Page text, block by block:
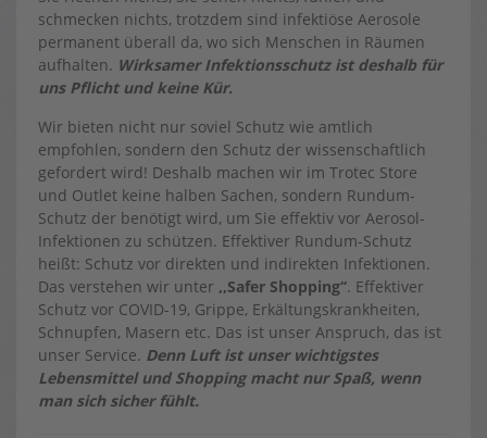
schmecken nichts, trotzdem sind infektiöse Aerosole
permanent überall da, wo sich Menschen in Räumen
aufhalten. Wirksamer Infektionsschutz ist deshalb für
uns Pflicht und keine Kür.
Wir bieten nicht nur soviel Schutz wie amtlich
empfohlen, sondern den Schutz der wissenschaftlich
gefordert wird! Deshalb machen wir im Trotec Store
und Outlet keine halben Sachen, sondern Rundum-
Schutz der benötigt wird, um Sie effektiv vor Aerosol-
Infektionen zu schützen. Effektiver Rundum-Schutz
heißt: Schutz vor direkten und indirekten Infektionen.
Das verstehen wir unter ‚,Safer Shopping‘‘. Effektiver
Schutz vor COVID-19, Grippe, Erkältungskrankheiten,
Schnupfen, Masern etc. Das ist unser Anspruch, das ist
unser Service. Denn Luft ist unser wichtigstes
Lebensmittel und Shopping macht nur Spaß, wenn
man sich sicher fühlt.